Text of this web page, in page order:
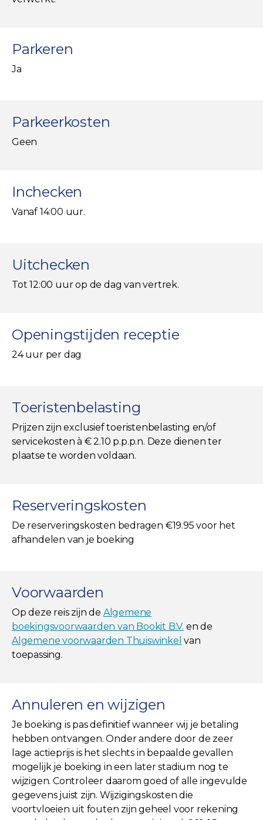
Parkeren
Ja
Parkeerkosten
Geen
Inchecken
Vanaf 14:00 uur.
Uitchecken
Tot 12:00 uur op de dag van vertrek.
Openingstijden receptie
24 uur per dag
Toeristenbelasting
Prijzen zijn exclusief toeristenbelasting en/of
servicekosten à € 2.10 p.p.p.n. Deze dienen ter
plaatse te worden voldaan.
Reserveringskosten
De reserveringskosten bedragen €19.95 voor het
afhandelen van je boeking
Voorwaarden
Op deze reis zijn de Algemene
boekingsvoorwaarden van Bookit B.V. en de
Algemene voorwaarden Thuiswinkel van
toepassing.
Annuleren en wijzigen
Je boeking is pas definitief wanneer wij je betaling
hebben ontvangen. Onder andere door de zeer
lage actieprijs is het slechts in bepaalde gevallen
mogelijk je boeking in een later stadium nog te
wijzigen. Controleer daarom goed of alle ingevulde
gegevens juist zijn. Wijzigingskosten die
voortvloeien uit fouten zijn geheel voor rekening